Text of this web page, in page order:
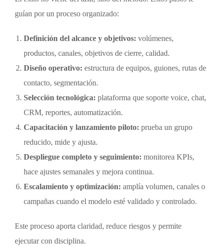
guían por un proceso organizado:
Definición del alcance y objetivos: volúmenes,
productos, canales, objetivos de cierre, calidad.
Diseño operativo: estructura de equipos, guiones, rutas de
contacto, segmentación.
Selección tecnológica: plataforma que soporte voice, chat,
CRM, reportes, automatización.
Capacitación y lanzamiento piloto: prueba un grupo
reducido, mide y ajusta.
Despliegue completo y seguimiento: monitorea KPIs,
hace ajustes semanales y mejora continua.
Escalamiento y optimización: amplía volumen, canales o
campañas cuando el modelo esté validado y controlado.
Este proceso aporta claridad, reduce riesgos y permite
ejecutar con disciplina.